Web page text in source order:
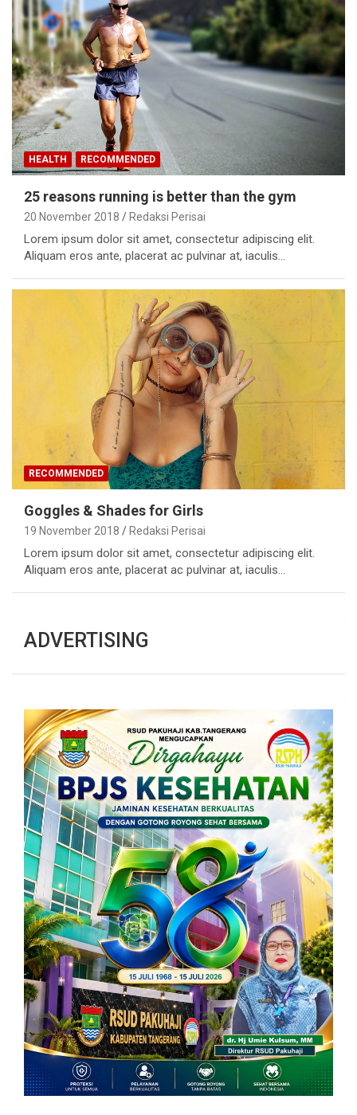
HEALTH RECOMMENDED
25 reasons running is better than the gym
20 November 2018 Redaksi Perisai
Lorem ipsum dolor sit amet, consectetur adipiscing elit.
Aliquam eros ante, placerat ac pulvinar at, iaculis…
RECOMMENDED
Goggles & Shades for Girls
19 November 2018 Redaksi Perisai
Lorem ipsum dolor sit amet, consectetur adipiscing elit.
Aliquam eros ante, placerat ac pulvinar at, iaculis…
ADVERTISING